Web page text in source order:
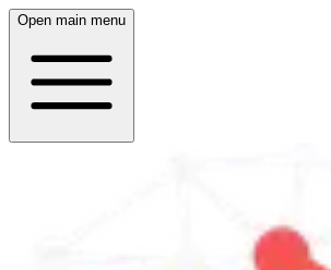
Open main menu